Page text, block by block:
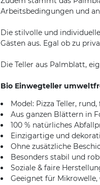
Arbeitsbedingungen und
Die stilvolle und
Gästen aus. Egal ob zu
Die Teller aus Palmblatt,
Bio Einwegteller
Model: Pizza Teller,
Aus ganzen Blättern in
100 % natürliches
Einzigartige und
Ohne zusätzliche
Besonders stabil und
Soziale & faire
Geeignet für Mikrowelle,